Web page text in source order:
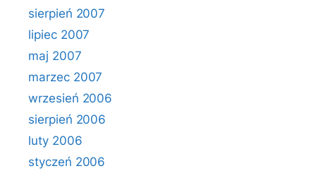
sierpień 2007
lipiec 2007
maj 2007
marzec 2007
wrzesień 2006
sierpień 2006
luty 2006
styczeń 2006